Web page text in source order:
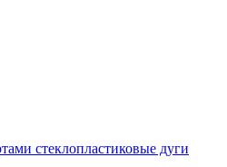
стеклопластиковые дуги